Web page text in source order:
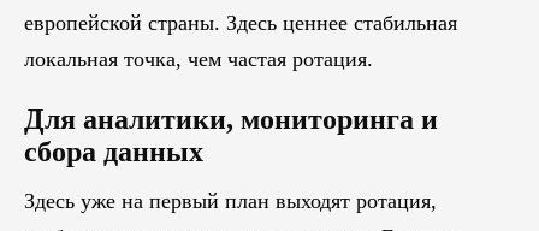
европейской страны. Здесь ценнее стабильная
локальная точка, чем частая ротация.
Для аналитики, мониторинга и
сбора данных
Здесь уже на первый план выходят ротация,